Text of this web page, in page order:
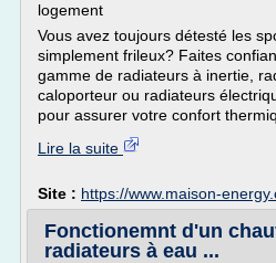
logement
Vous avez toujours détesté les
simplement frileux? Faites
gamme de radiateurs à inertie,
caloporteur ou radiateurs
pour assurer votre confort
Lire la suite
Site : https://www.maison-
Fonctionemnt d'un
radiateurs à eau ...